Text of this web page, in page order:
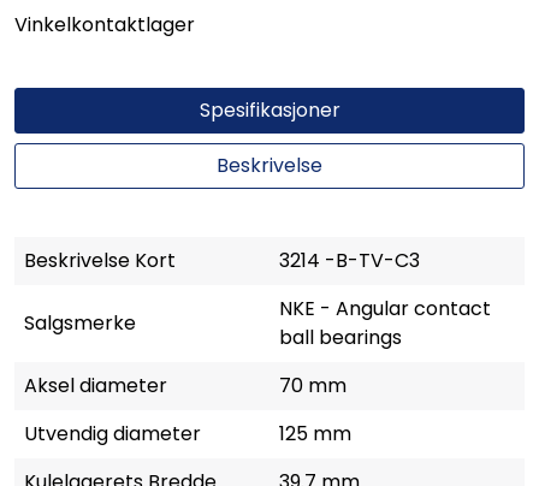
Vinkelkontaktlager
Spesifikasjoner
Beskrivelse
Beskrivelse Kort 3214 -B-TV-C3
Salgsmerke
NKE - Angular contact
ball bearings
Aksel diameter
70 mm
Utvendig diameter
125 mm